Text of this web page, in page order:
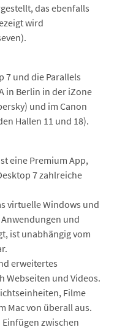
das ebenfalls
wird
7 und die Parallels
in Berlin in der iZone
und im Canon
Hallen 11 und 18).
eine Premium App,
7 zahlreiche
virtuelle Windows und
und
ist unabhängig vom
erweitertes
Webseiten und Videos.
Filme
Mac von überall aus.
zwischen